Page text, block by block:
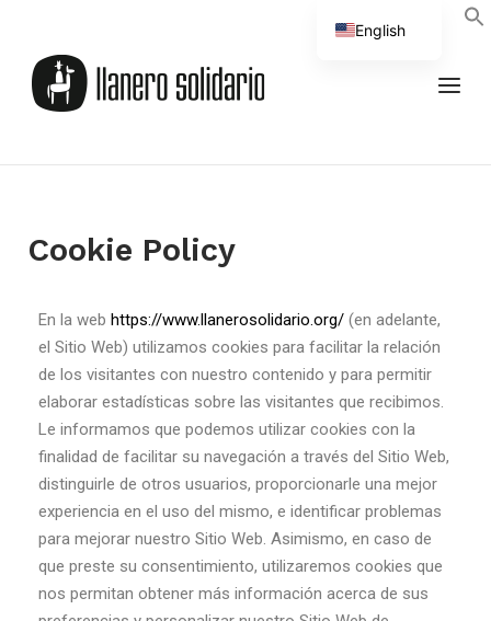
Cookie Policy
En la web https://www.llanerosolidario.org/ (en adelante,
el Sitio Web) utilizamos cookies para facilitar la relación
de los visitantes con nuestro contenido y para permitir
elaborar estadísticas sobre las visitantes que recibimos.
Le informamos que podemos utilizar cookies con la
finalidad de facilitar su navegación a través del Sitio Web,
distinguirle de otros usuarios, proporcionarle una mejor
experiencia en el uso del mismo, e identificar problemas
para mejorar nuestro Sitio Web. Asimismo, en caso de
que preste su consentimiento, utilizaremos cookies que
nos permitan obtener más información acerca de sus
English